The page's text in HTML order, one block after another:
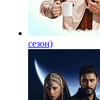
сезон)